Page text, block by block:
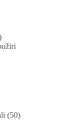
(50)